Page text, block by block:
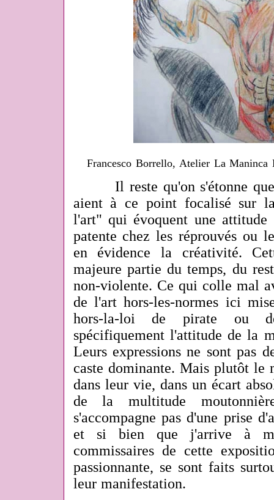
Francesco Borrello, Atelier La
Il reste qu'on s'étonne que
aient à ce point focalisé sur
l'art" qui évoquent une attitude
patente chez les réprouvés ou
en évidence la créativité.
majeure partie du temps, du
non-violente. Ce qui colle mal
de l'art hors-les-normes ici
hors-la-loi de pirate ou
spécifiquement l'attitude de la
Leurs expressions ne sont pas
caste dominante. Mais plutôt le
dans leur vie, dans un écart
de la multitude
s'accompagne pas d'une prise
et si bien que j'arrive à
commissaires de cette
passionnante, se sont faits
leur manifestation.